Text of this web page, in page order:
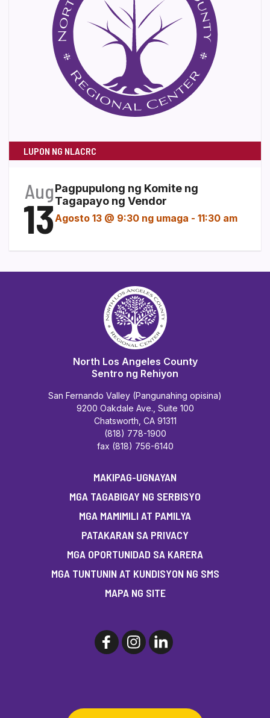
LUPON NG NLACRC
Aug
13
Pagpupulong ng Komite ng
Tagapayo ng Vendor
Agosto 13 @ 9:30 ng umaga - 11:30 am
North Los Angeles County
Sentro ng Rehiyon
San Fernando Valley (Pangunahing opisina)
9200 Oakdale Ave., Suite 100
Chatsworth, CA 91311
(818) 778-1900
fax (818) 756-6140
MAKIPAG-UGNAYAN
MGA TAGABIGAY NG SERBISYO
MGA MAMIMILI AT PAMILYA
PATAKARAN SA PRIVACY
MGA OPORTUNIDAD SA KARERA
MGA TUNTUNIN AT KUNDISYON NG SMS
MAPA NG SITE